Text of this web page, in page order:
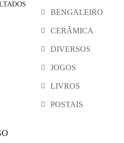
BENGALEIRO
CERÂMICA
DIVERSOS
JOGOS
LIVROS
POSTAIS